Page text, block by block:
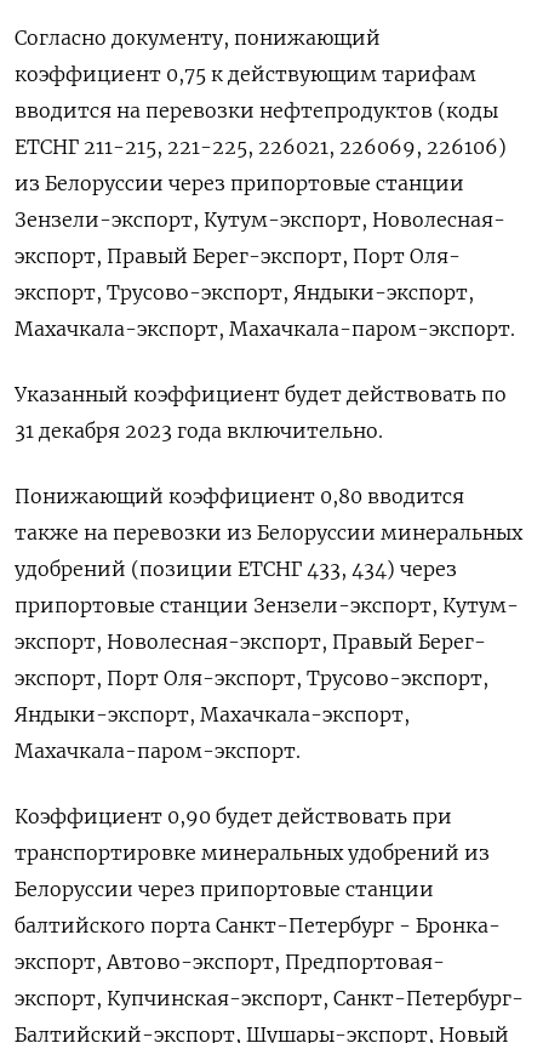
Согласно документу, понижающий
коэффициент 0,75 к действующим тарифам
вводится на перевозки нефтепродуктов (коды
ЕТСНГ 211-215, 221-225, 226021, 226069, 226106)
из Белоруссии через припортовые станции
Зензели-экспорт, Кутум-экспорт, Новолесная-
экспорт, Правый Берег-экспорт, Порт Оля-
экспорт, Трусово-экспорт, Яндыки-экспорт,
Махачкала-экспорт, Махачкала-паром-экспорт.
Указанный коэффициент будет действовать по
31 декабря 2023 года включительно.
Понижающий коэффициент 0,80 вводится
также на перевозки из Белоруссии минеральных
удобрений (позиции ЕТСНГ 433, 434) через
припортовые станции Зензели-экспорт, Кутум-
экспорт, Новолесная-экспорт, Правый Берег-
экспорт, Порт Оля-экспорт, Трусово-экспорт,
Яндыки-экспорт, Махачкала-экспорт,
Махачкала-паром-экспорт.
Коэффициент 0,90 будет действовать при
транспортировке минеральных удобрений из
Белоруссии через припортовые станции
балтийского порта Санкт-Петербург - Бронка-
экспорт, Автово-экспорт, Предпортовая-
экспорт, Купчинская-экспорт, Санкт-Петербург-
Балтийский-экспорт, Шушары-экспорт, Новый